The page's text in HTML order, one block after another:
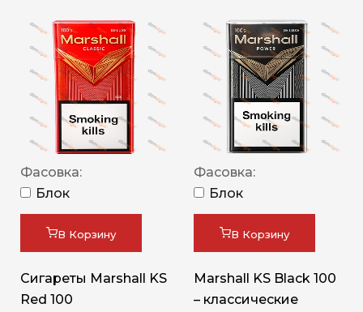
Фасовка:
Блок
В Корзину
Сигареты Marshall KS
Red 100
Фасовка:
Блок
В Корзину
Marshall KS Black 100
– классические